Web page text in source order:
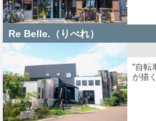
Re Belle.（りべれ）
"自転
が描